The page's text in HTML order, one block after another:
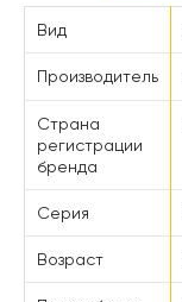
Вид
Производитель
Страна
регистрации
бренда
Серия
Возраст